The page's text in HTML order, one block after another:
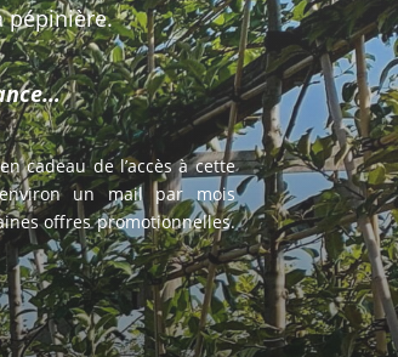
pépinière.
cadeau de l’accès à cette
un mail par mois
offres promotionnelles.